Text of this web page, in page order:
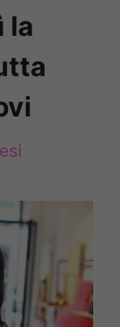
la